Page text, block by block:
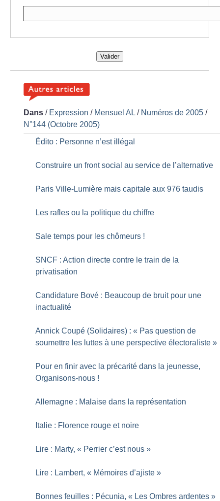
Valider
Dans / Expression / Mensuel AL / Numéros de 2005 /
N°144 (Octobre 2005)
Édito : Personne n’est illégal
Construire un front social au service de l’alternative
Paris Ville-Lumière mais capitale aux 976 taudis
Les rafles ou la politique du chiffre
Sale temps pour les chômeurs !
SNCF : Action directe contre le train de la
privatisation
Candidature Bové : Beaucoup de bruit pour une
inactualité
Annick Coupé (Solidaires) : « Pas question de
soumettre les luttes à une perspective électoraliste »
Pour en finir avec la précarité dans la jeunesse,
Organisons-nous !
Allemagne : Malaise dans la représentation
Italie : Florence rouge et noire
Lire : Marty, « Perrier c’est nous »
Lire : Lambert, « Mémoires d’ajiste »
Bonnes feuilles : Pécunia, « Les Ombres ardentes »